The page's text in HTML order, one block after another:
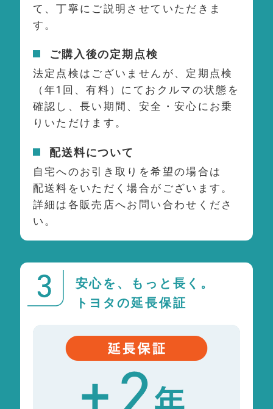
て、丁寧にご説明させていただきま
す。
ご購入後の定期点検
法定点検はございませんが、定期点検
（年1回、有料）にておクルマの状態を
確認し、長い期間、安全・安心にお乗
りいただけます。
配送料について
自宅へのお引き取りを希望の場合は
配送料をいただく場合がございます。
詳細は各販売店へお問い合わせくださ
い。
安心を、もっと長く。
トヨタの延長保証